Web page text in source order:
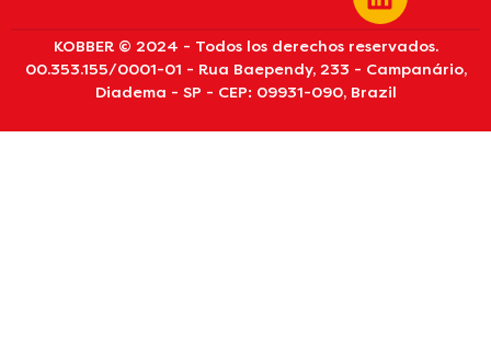
KOBBER © 2024 - Todos los derechos reservados.
00.353.155/0001-01 - Rua Baependy, 233 - Campanário,
Diadema - SP - CEP: 09931-090, Brazil